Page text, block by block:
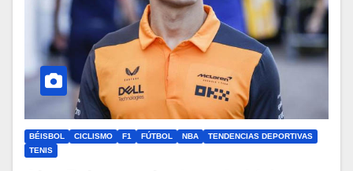
BÉISBOL CICLISMO F1 FÚTBOL NBA
TENDENCIAS DEPORTIVAS
TENIS